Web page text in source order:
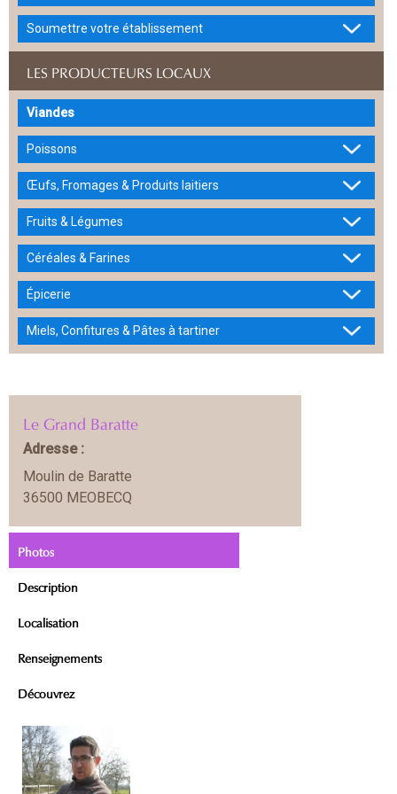
Soumettre votre établissement
LES PRODUCTEURS LOCAUX
Viandes
Poissons
Œufs, Fromages & Produits laitiers
Fruits & Légumes
Céréales & Farines
Épicerie
Miels, Confitures & Pâtes à tartiner
Le Grand Baratte
Adresse :
Moulin de Baratte
36500 MEOBECQ
Photos
Description
Localisation
Renseignements
Découvrez